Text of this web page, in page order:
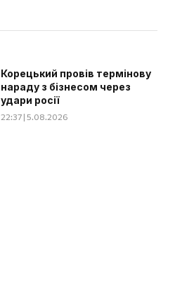
Корецький провів термінову
нараду з бізнесом через
удари росії
22:37 | 5.08.2026